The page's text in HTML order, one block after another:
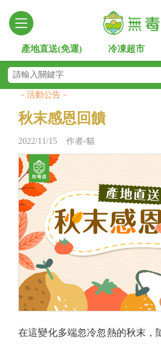
產地直送(免運) 冷凍超市
－活動公告－
秋末感恩回饋
2022/11/15 作者-貓
在這變化多端忽冷忽熱的秋末，